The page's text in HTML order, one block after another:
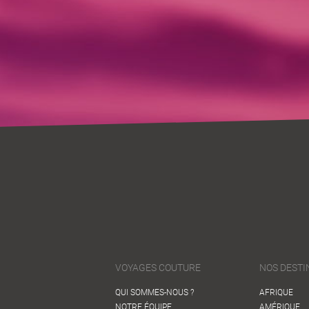
VOYAGES COUTURE
QUI SOMMES-NOUS ?
NOTRE ÉQUIPE
NOS
AFRIQUE
AMÉRIQUE